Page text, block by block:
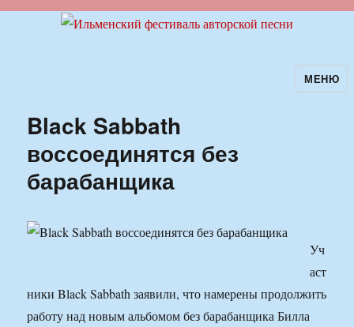
Ильменский фестиваль авторской
песни
МЕНЮ
Black Sabbath
воссоединятся без
барабанщика
Уч
аст
ники Black Sabbath заявили, что намерены продолжить
работу над новым альбомом без барабанщика Билла